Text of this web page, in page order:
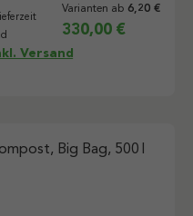
Varianten ab 6,20 €
330,00 €
Versand